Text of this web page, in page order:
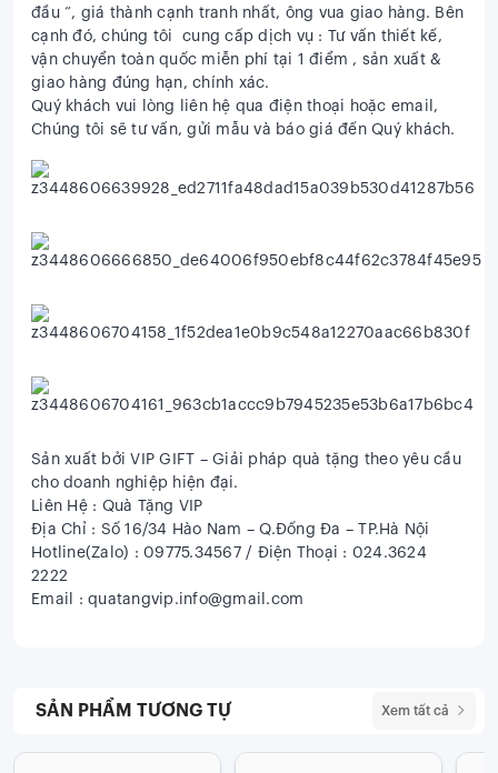
đầu “, giá thành cạnh tranh nhất, ông vua giao hàng. Bên
cạnh đó, chúng tôi cung cấp dịch vụ : Tư vấn thiết kế,
vận chuyển toàn quốc miễn phí tại 1 điểm , sản xuất &
giao hàng đúng hạn, chính xác.
Quý khách vui lòng liên hệ qua điện thoại hoặc email,
Chúng tôi sẽ tư vấn, gửi mẫu và báo giá đến Quý khách.
Sản xuất bởi VIP GIFT – Giải pháp quà tặng theo yêu cầu
cho doanh nghiệp hiện đại.
Liên Hệ : Quà Tặng VIP
Địa Chỉ : Số 16/34 Hào Nam – Q.Đống Đa – TP.Hà Nội
Hotline(Zalo) : 09775.34567 / Điện Thoại : 024.3624
2222
Email : quatangvip.info@gmail.com
SẢN PHẨM TƯƠNG TỰ Xem tất cả